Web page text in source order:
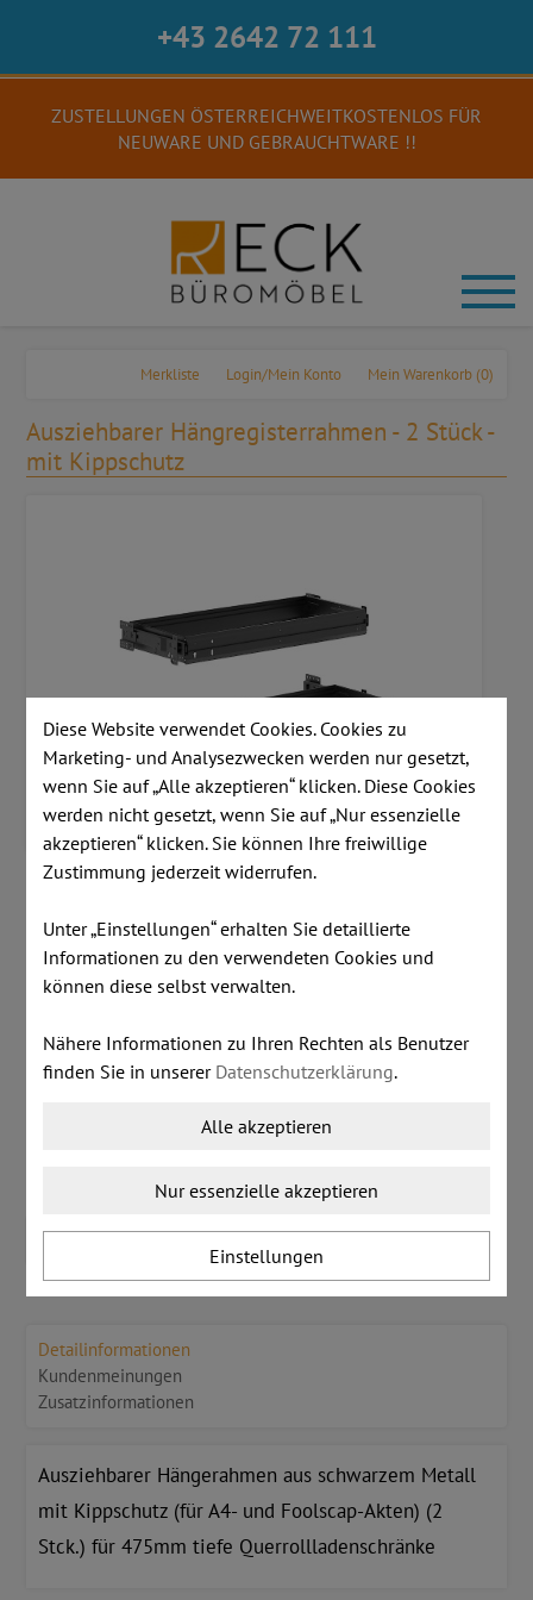
+43 2642 72 111
ZUSTELLUNGEN ÖSTERREICHWEITKOSTENLOS FÜR
NEUWARE UND GEBRAUCHTWARE !!
Mein Warenkorb (0)
Login/Mein Konto
Merkliste
Ausziehbarer Hängregisterrahmen - 2 Stück -
mit Kippschutz
inkl. MwSt.zzgl. Versandkosten
€ 311,00
Versandfertig in ca. 4-6 Wochen.
Detailinformationen
Kundenmeinungen
Zusatzinformationen
Ausziehbarer Hängerahmen aus schwarzem Metall
mit Kippschutz (für A4- und Foolscap-Akten) (2
Stck.) für 475mm tiefe Querrollladenschränke
Diese Website verwendet Cookies. Cookies zu
Marketing- und Analysezwecken werden nur gesetzt,
wenn Sie auf „Alle akzeptieren“ klicken. Diese Cookies
werden nicht gesetzt, wenn Sie auf „Nur essenzielle
akzeptieren“ klicken. Sie können Ihre freiwillige
Zustimmung jederzeit widerrufen.
Unter „Einstellungen“ erhalten Sie detaillierte
Informationen zu den verwendeten Cookies und
können diese selbst verwalten.
Nähere Informationen zu Ihren Rechten als Benutzer
finden Sie in unserer Datenschutzerklärung.
Alle akzeptieren
Nur essenzielle akzeptieren
Einstellungen